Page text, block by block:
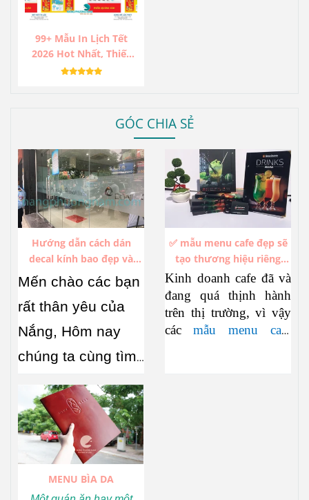
99+ Mẫu In Lịch Tết
2026 Hot Nhất, Thiết
Kế Độc Lạ, Sang Trọng,
GÓC CHIA SẺ
Hướng dẫn cách dán
decal kính bao đẹp và
không bị bóng khí
Mến chào các bạn
rất thân yêu của
Nắng, Hôm nay
chúng ta cùng tìm
hiểu vềcách dán
decal kínhsao
cho vừa đẹp, vừa
nhanh, lại không bị
bong bóng, nhăn,
✅ mẫu menu cafe đẹp sẽ
tạo thương hiệu riêng
trong hàng ngàn thương
hiệu cafe đang thịnh hành
Kinh doanh cafe đã và
đang quá thịnh hành
trên thị trường, vì vậy
các mẫu menu cafe
MENU BÌA DA